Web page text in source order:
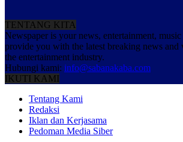
TENTANG KITA
Newspaper is your news, entertainment,
provide you with the latest breaking news and
the entertainment industry.
Hubungi kami: info@sabanakaba.com
IKUTI KAMI
Tentang Kami
Redaksi
Iklan dan Kerjasama
Pedoman Media Siber